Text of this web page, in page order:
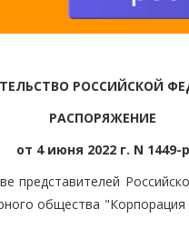
РОССИЙСКОЙ
РАСПОРЯЖЕНИЕ
от 4 июня 2022 г. N 1449-р
представителей
общества